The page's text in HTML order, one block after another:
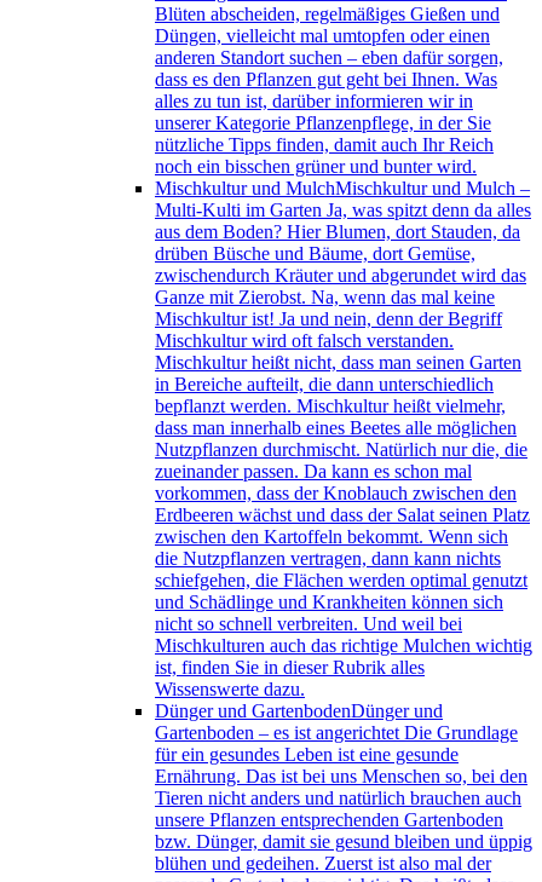
Blüten abscheiden, regelmäßiges Gießen und
Düngen, vielleicht mal umtopfen oder einen
anderen Standort suchen – eben dafür sorgen,
dass es den Pflanzen gut geht bei Ihnen. Was
alles zu tun ist, darüber informieren wir in
unserer Kategorie Pflanzenpflege, in der Sie
nützliche Tipps finden, damit auch Ihr Reich
noch ein bisschen grüner und bunter wird.
Mischkultur und MulchMischkultur und Mulch –
Multi-Kulti im Garten Ja, was spitzt denn da alles
aus dem Boden? Hier Blumen, dort Stauden, da
drüben Büsche und Bäume, dort Gemüse,
zwischendurch Kräuter und abgerundet wird das
Ganze mit Zierobst. Na, wenn das mal keine
Mischkultur ist! Ja und nein, denn der Begriff
Mischkultur wird oft falsch verstanden.
Mischkultur heißt nicht, dass man seinen Garten
in Bereiche aufteilt, die dann unterschiedlich
bepflanzt werden. Mischkultur heißt vielmehr,
dass man innerhalb eines Beetes alle möglichen
Nutzpflanzen durchmischt. Natürlich nur die, die
zueinander passen. Da kann es schon mal
vorkommen, dass der Knoblauch zwischen den
Erdbeeren wächst und dass der Salat seinen Platz
zwischen den Kartoffeln bekommt. Wenn sich
die Nutzpflanzen vertragen, dann kann nichts
schiefgehen, die Flächen werden optimal genutzt
und Schädlinge und Krankheiten können sich
nicht so schnell verbreiten. Und weil bei
Mischkulturen auch das richtige Mulchen wichtig
ist, finden Sie in dieser Rubrik alles
Wissenswerte dazu.
Dünger und GartenbodenDünger und
Gartenboden – es ist angerichtet Die Grundlage
für ein gesundes Leben ist eine gesunde
Ernährung. Das ist bei uns Menschen so, bei den
Tieren nicht anders und natürlich brauchen auch
unsere Pflanzen entsprechenden Gartenboden
bzw. Dünger, damit sie gesund bleiben und üppig
blühen und gedeihen. Zuerst ist also mal der